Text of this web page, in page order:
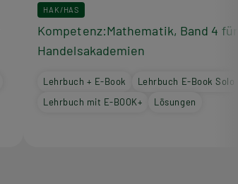
HAK/HAS
Kompetenz:Mathematik, Band 4 für
Handelsakademien
Lehrbuch + E-Book
Lehrbuch E-Book Solo
Lehrbuch mit E-BOOK+
Lösungen